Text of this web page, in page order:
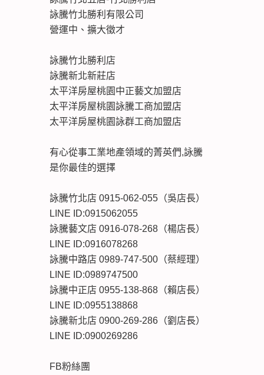
詠騰竹北勝利有限公司
營運中、擴大徵才
詠騰竹北勝利店
詠騰新北新莊店
太平洋房屋桃園中正藝文加盟店
太平洋房屋桃園詠騰工商加盟店
太平洋房屋桃園詠群工商加盟店
有心從事工業地產領域的菁英們,詠騰
是你最佳的選擇
詠騰竹北店 0915-062-055（吳店長）
LINE ID:0915062055
詠騰藝文店 0916-078-268（楊店長）
LINE ID:0916078268
詠騰中路店 0989-747-500（蔡經理）
LINE ID:0989747500
詠騰中正店 0955-138-868（賴店長）
LINE ID:0955138868
詠騰新北店 0900-269-286（劉店長）
LINE ID:0900269286
FB粉絲團